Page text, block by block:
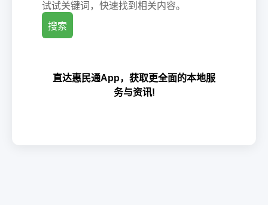
试试关键词，快速找到相关内容。
搜索
直达惠民通App，获取更全面的本地服
务与资讯!